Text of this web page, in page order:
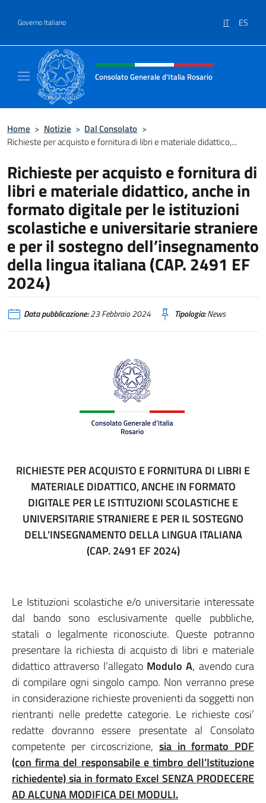
Governo Italiano IT ES
Intestazione sito, social e menù
Consolato Generale d'Italia Rosario
Home > Notizie > Dal Consolato >
Richieste per acquisto e fornitura di libri e materiale didattico,...
Richieste per acquisto e fornitura di
libri e materiale didattico, anche in
formato digitale per le istituzioni
scolastiche e universitarie straniere
e per il sostegno dell’insegnamento
della lingua italiana (CAP. 2491 EF
2024)
Data pubblicazione:23 Febbraio 2024 Tipologia:News
RICHIESTE PER ACQUISTO E FORNITURA DI LIBRI E
MATERIALE DIDATTICO, ANCHE IN FORMATO
DIGITALE PER LE ISTITUZIONI SCOLASTICHE E
UNIVERSITARIE STRANIERE E PER IL SOSTEGNO
DELL’INSEGNAMENTO DELLA LINGUA ITALIANA
(CAP. 2491 EF 2024)
Le Istituzioni scolastiche e/o universitarie interessate
dal bando sono esclusivamente quelle pubbliche,
statali o legalmente riconosciute. Queste potranno
presentare la richiesta di acquisto di libri e materiale
didattico attraverso l’allegato Modulo A, avendo cura
di compilare ogni singolo campo. Non verranno prese
in considerazione richieste provenienti da soggetti non
rientranti nelle predette categorie. Le richieste cosi’
redatte dovranno essere presentate al Consolato
competente per circoscrizione, sia in formato PDF
(con firma del responsabile e timbro dell’Istituzione
richiedente) sia in formato Excel SENZA PRODECERE
AD ALCUNA MODIFICA DEI MODULI.